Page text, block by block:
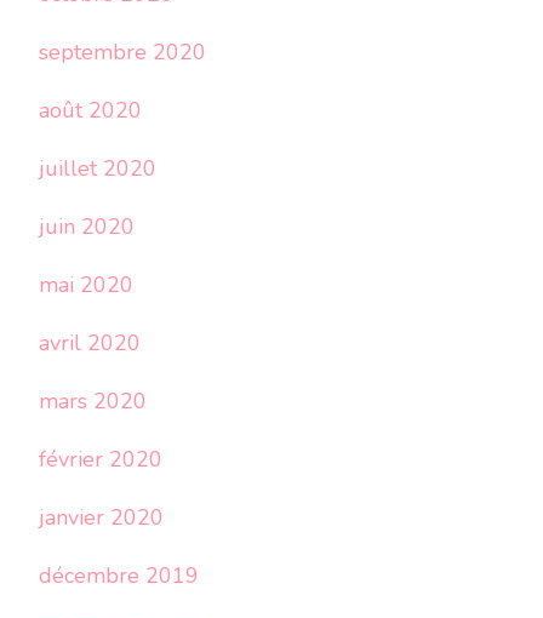
septembre 2020
août 2020
juillet 2020
juin 2020
mai 2020
avril 2020
mars 2020
février 2020
janvier 2020
décembre 2019